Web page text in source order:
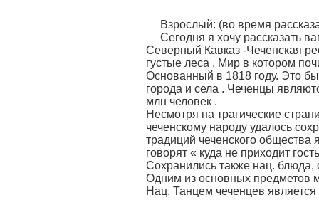
Взрослый: (во время
Сегодня я хочу рассказать
Северный Кавказ -Чеченская
густые леса . Мир в котором
Основанный в 1818 году. Это
города и села . Чеченцы
млн человек .
Несмотря на трагические
чеченскому народу удалось
традиций чеченского общества
говорят « куда не приходит
Сохранились также нац.
Одним из основных предметов
Нац. Танцем чеченцев